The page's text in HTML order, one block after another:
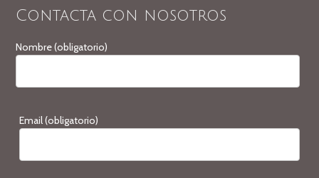
Contacta con nosotros
Nombre (obligatorio)
Email (obligatorio)